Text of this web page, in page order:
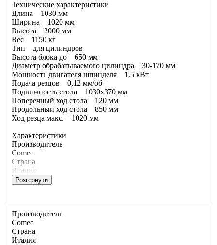
Технические характеристики
Длина 1030 мм
Ширина 1020 мм
Высота 2000 мм
Вес 1150 кг
Тип для цилиндров
Высота блока до 650 мм
Диаметр обрабатываемого цилиндра 30-170 мм
Мощность двигателя шпинделя 1,5 кВт
Подача резцов 0,12 мм/об
Подвижность стола 1030х370 мм
Поперечный ход стола 120 мм
Продольный ход стола 850 мм
Ход резца макс. 1020 мм
Характеристики
Производитель
Comec
Страна
Италия
Розгорнути
Производитель
Comec
Страна
Италия